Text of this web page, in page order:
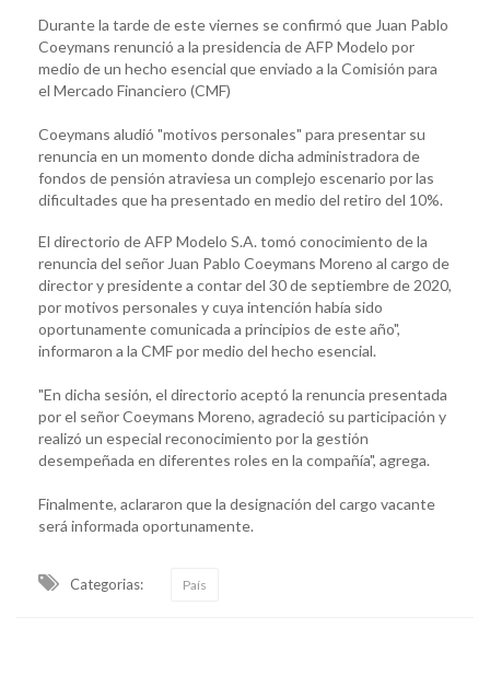
Durante la tarde de este viernes se confirmó que Juan Pablo
Coeymans renunció a la presidencia de AFP Modelo por
medio de un hecho esencial que enviado a la Comisión para
el Mercado Financiero (CMF)
Coeymans aludió "motivos personales" para presentar su
renuncia en un momento donde dicha administradora de
fondos de pensión atraviesa un complejo escenario por las
dificultades que ha presentado en medio del retiro del 10%.
El directorio de AFP Modelo S.A. tomó conocimiento de la
renuncia del señor Juan Pablo Coeymans Moreno al cargo de
director y presidente a contar del 30 de septiembre de 2020,
por motivos personales y cuya intención había sido
oportunamente comunicada a principios de este año",
informaron a la CMF por medio del hecho esencial.
"En dicha sesión, el directorio aceptó la renuncia presentada
por el señor Coeymans Moreno, agradeció su participación y
realizó un especial reconocimiento por la gestión
desempeñada en diferentes roles en la compañía", agrega.
Finalmente, aclararon que la designación del cargo vacante
será informada oportunamente.
Categorias: País